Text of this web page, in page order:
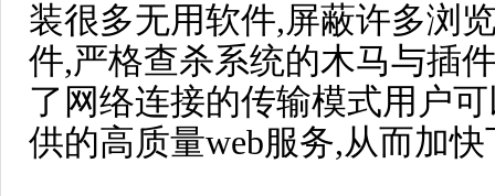
装很多无用软件,屏蔽许多浏
件,严格查杀系统的木马与插
了网络连接的传输模式用户
供的高质量web服务,从而加